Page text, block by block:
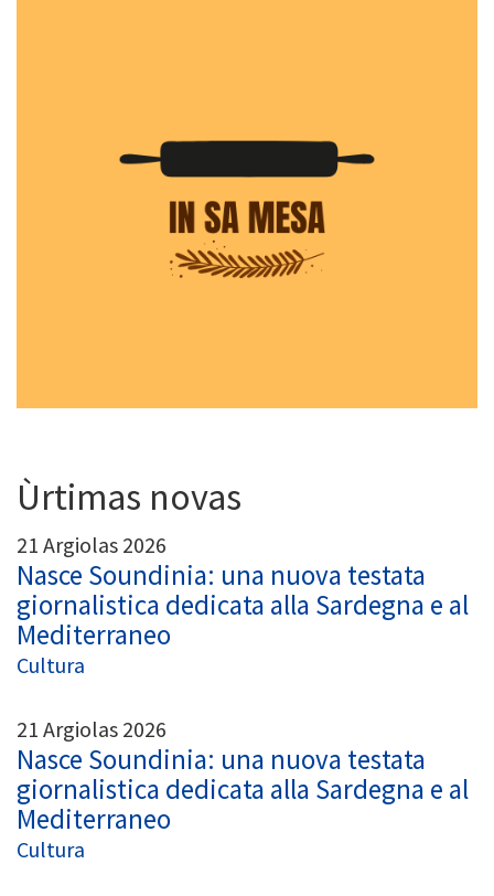
Ùrtimas novas
21 Argiolas 2026
Nasce Soundinia: una nuova testata
giornalistica dedicata alla Sardegna e al
Mediterraneo
Cultura
21 Argiolas 2026
Nasce Soundinia: una nuova testata
giornalistica dedicata alla Sardegna e al
Mediterraneo
Cultura